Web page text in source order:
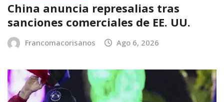
China anuncia represalias tras
sanciones comerciales de EE. UU.
Francomacorisanos Ago 6, 2026